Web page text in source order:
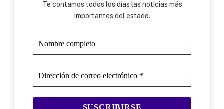
Te contamos todos los días las noticias más
importantes del estado.